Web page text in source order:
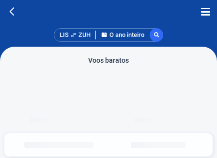
LIS ZUH O ano inteiro
Voos baratos